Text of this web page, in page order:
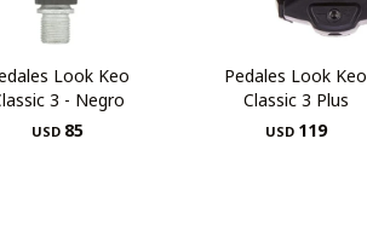
Look Keo
3 - Negro
USD 85
Pedales Look Keo
Classic 3 Plus
USD 119